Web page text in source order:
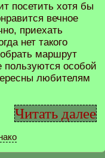
посетить хотя бы
вечное
приехать
нет такого
маршрут
пользуются особой
любителям
Читать далее